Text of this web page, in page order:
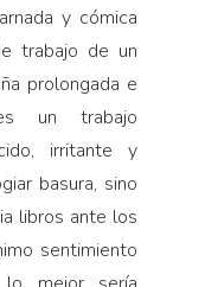
y cómica
trabajo de un
prolongada e
un trabajo
irritante y
basura, sino
libros ante los
sentimiento